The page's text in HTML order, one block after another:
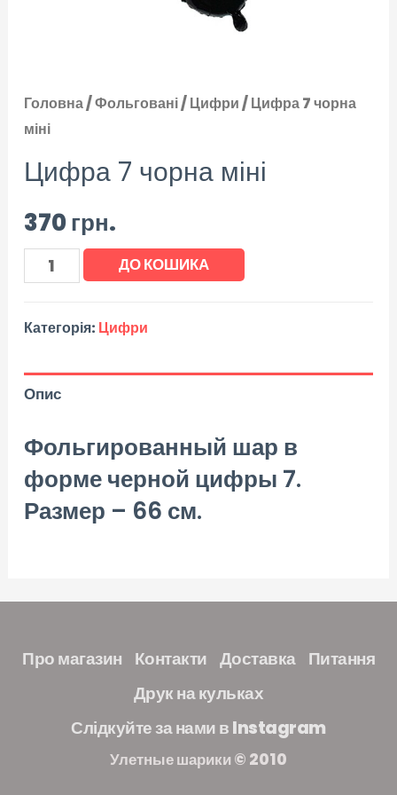
Головна/Фольговані/Цифри/ Цифра 7 чорна
міні
Цифра 7 чорна міні
370грн.
ДО КОШИКА
Категорія: Цифри
Опис
Фольгированный шар в
форме черной цифры 7.
Размер – 66 см.
Про магазин Контакти Доставка Питання
Друк на кульках
Слідкуйте за нами в Instagram
Улетные шарики © 2010